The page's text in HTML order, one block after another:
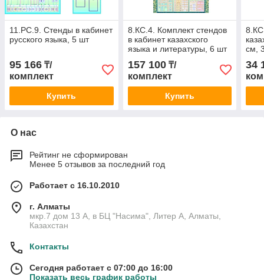
11.РС.9. Стенды в кабинет
русского языка, 5 шт
95 166 ₸/
комплект
Купить
8.КС.4. Комплект стендов
в кабинет казахского
языка и литературы, 6 шт
157 100₸/
комплект
Купить
см,
34
О нас
Рейтинг не сформирован
Менее 5 отзывов за последний год
Работает с 16.10.2010
г. Алматы
мкр.7 дом 13 А, в БЦ "Насима", Литер А, Алматы,
Казахстан
Контакты
Сегодня работает с 07:00 до 16:00
Показать весь график работы